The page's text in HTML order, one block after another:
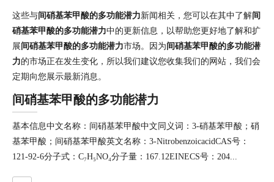
这些与 间硝基苯甲酸的多功能潜力新闻相关，您可以在其中了解 间
硝基苯甲酸的多功能潜力中的更新信息，以帮助您更好地了解和扩
展 间硝基苯甲酸的多功能潜力市场。因为 间硝基苯甲酸的多功能潜
力的市场正在发生变化，所以我们建议您收集我们的网站，我们会
定期向您展示最新消息。
间硝基苯甲酸的多功能潜力
基本信息中文名称：间硝基苯甲酸中文同义词：3-硝基苯甲酸；硝
基苯甲酸；间硝基苯甲酸英文名称：3-NitrobenzoicacidCAS号：
121-92-6分子式：C₇H₅NO₄分子量：167.12EINECS号：204...